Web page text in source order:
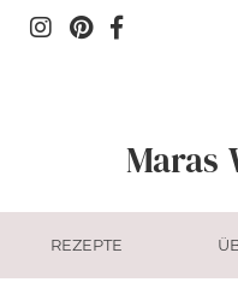
Maras
REZEPTE